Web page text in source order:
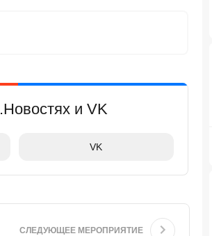
и VK
VK
СЛЕДУЮЩЕЕ МЕРОПРИЯТИЕ